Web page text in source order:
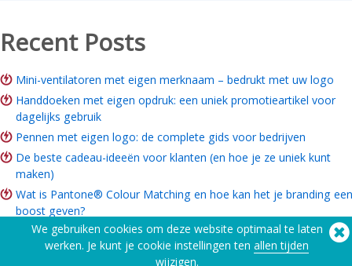
Recent Posts
Mini-ventilatoren met eigen merknaam – bedrukt met uw logo
Handdoeken met eigen opdruk: een uniek promotieartikel voor
dagelijks gebruik
Pennen met eigen logo: de complete gids voor bedrijven
De beste cadeau-ideeën voor klanten (en hoe je ze uniek kunt
maken)
Wat is Pantone® Colour Matching en hoe kan het je branding een
boost geven?
ROI van merkartikelen: Is het de moeite waard voor uw bedrijf?
Gids voor merchandise voor goede doelen: Ideeën, budget & hoe
We gebruiken cookies om deze website optimaal te laten
werken. Je kunt je cookie instellingen ten allen tijden
wijzigen.